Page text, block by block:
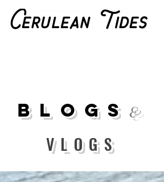
Blogs &
VLOGS